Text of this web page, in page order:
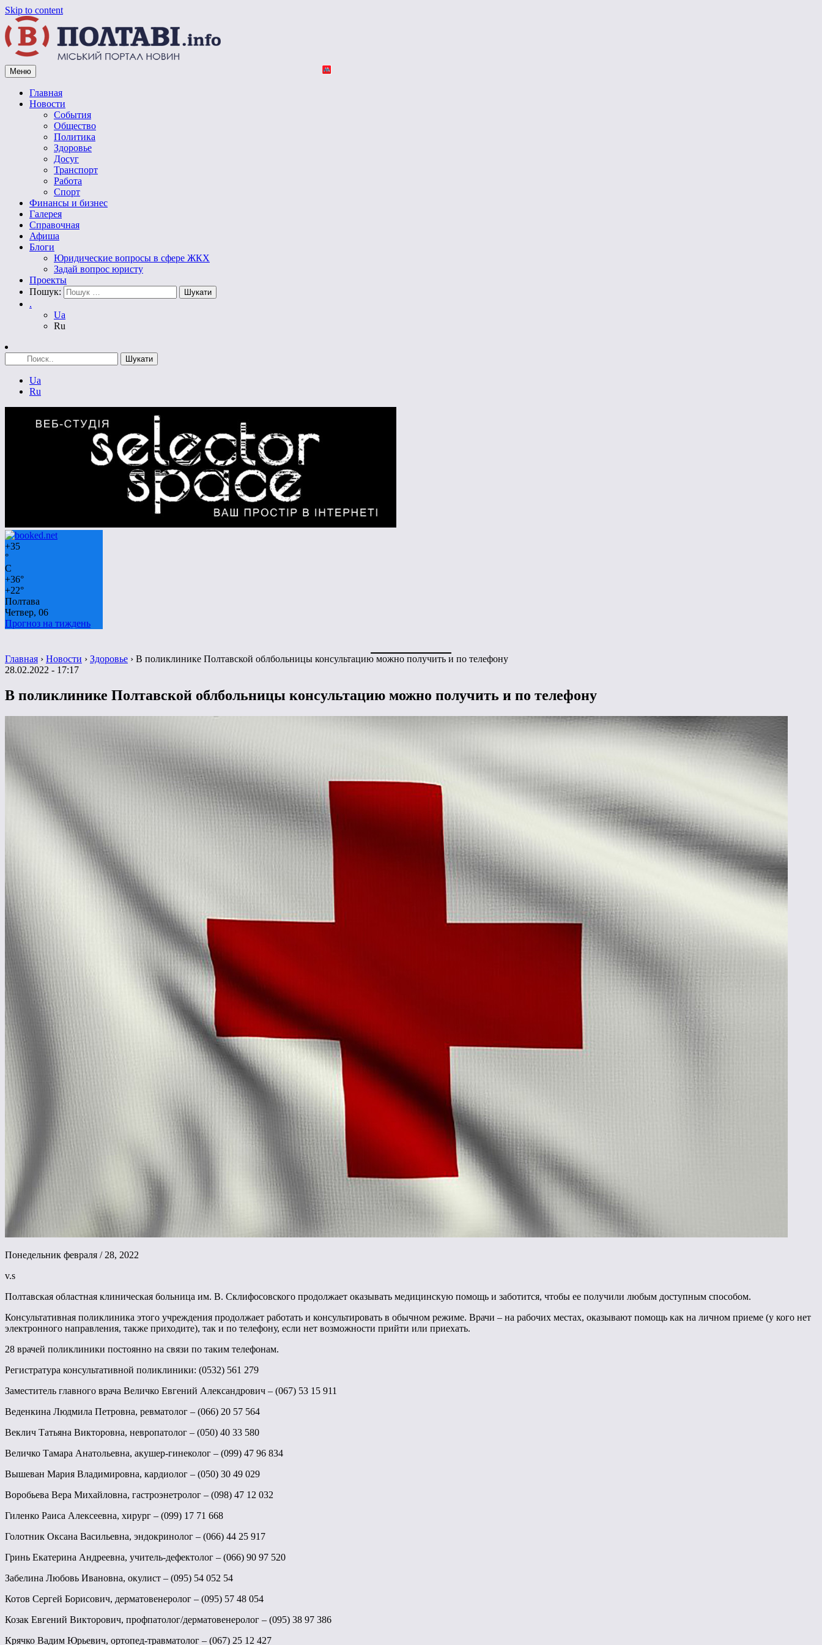
Skip to content
Vpoltave.info
Полтавский портал новостей
Меню
Главная
Новости
События
Общество
Политика
Здоровье
Досуг
Транспорт
Работа
Спорт
Финансы и бизнес
Галерея
Справочная
Афиша
Блоги
Юридические вопросы в сфере ЖКХ
Задай вопрос юристу
Проекты
Пошук:
.
Ua
Ru
Ua
Ru
+35
°
C
+36°
+22°
Полтава
Четвер, 06
Прогноз на тиждень
Главная › Новости › Здоровье › В поликлинике Полтавской облбольницы консультацию можно получить и по телефону
28.02.2022 - 17:17
В поликлинике Полтавской облбольницы консультацию можно получить и по телефону
Понедельник февраля / 28, 2022
v.s
Полтавская областная клиническая больница им. В. Склифосовского продолжает оказывать медицинскую помощь и заботится, чтобы ее получили любым доступным способом.
Консультативная поликлиника этого учреждения продолжает работать и консультировать в обычном режиме. Врачи – на рабочих местах, оказывают помощь как на личном приеме (у кого нет
электронного направления, также приходите), так и по телефону, если нет возможности прийти или приехать.
28 врачей поликлиники постоянно на связи по таким телефонам.
Регистратура консультативной поликлиники: (0532) 561 279
Заместитель главного врача Величко Евгений Александрович – (067) 53 15 911
Веденкина Людмила Петровна, ревматолог – (066) 20 57 564
Веклич Татьяна Викторовна, невропатолог – (050) 40 33 580
Величко Тамара Анатольевна, акушер-гинеколог – (099) 47 96 834
Вышеван Мария Владимировна, кардиолог – (050) 30 49 029
Воробьева Вера Михайловна, гастроэнетролог – (098) 47 12 032
Гиленко Раиса Алексеевна, хирург – (099) 17 71 668
Голотник Оксана Васильевна, эндокринолог – (066) 44 25 917
Гринь Екатерина Андреевна, учитель-дефектолог – (066) 90 97 520
Забелина Любовь Ивановна, окулист – (095) 54 052 54
Котов Сергей Борисович, дерматовенеролог – (095) 57 48 054
Козак Евгений Викторович, профпатолог/дерматовенеролог – (095) 38 97 386
Крячко Вадим Юрьевич, ортопед-травматолог – (067) 25 12 427